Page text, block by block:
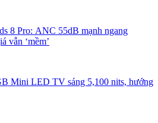
8 Pro: ANC 55dB mạnh ngang
vẫn ‘mềm’
Mini LED TV sáng 5,100 nits, hướng